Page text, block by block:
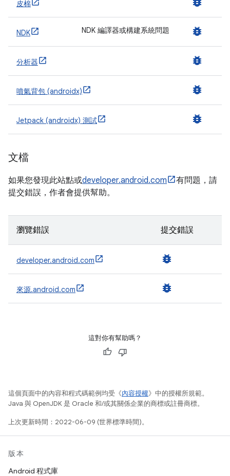
皮棉
NDK NDK 編譯器或構建系統問題 bug_report
分析器 bug_report
噴氣背包 (androidx) bug_report
Jetpack (androidx) 測試 bug_report
文檔
如果您發現此站點或developer.android.com
有問題，請
提交錯誤，作者會提供幫助。
瀏覽錯誤 提交錯誤
developer.android.com bug_report
來源.android.com bug_report
這對你有幫助嗎？
這個頁面中的內容和程式碼範例均受《內容授權》中的授權所規範。
Java 與 OpenJDK 是 Oracle 和/或其關係企業的商標或註冊商標。
上次更新時間：2022-06-09 (世界標準時間)。
版本
Android 程式庫